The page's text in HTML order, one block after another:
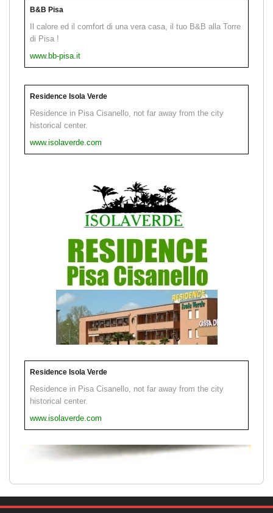
B&B Pisa
Il calore ed il comfort di una vera casa, il tuo B&B alla Torre
di Pisa !
www.bb-pisa.it
Residence Isola Verde
Residence in Pisa Cisanello, not far away from the city
historical center.
www.isolaverde.com
Residence Isola Verde
Residence in Pisa Cisanello, not far away from the city
historical center.
www.isolaverde.com